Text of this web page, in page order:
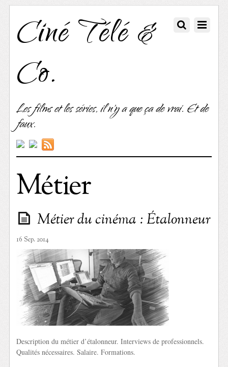
Ciné Télé &
Co.
Les films et les séries, il n'y a que ça de vrai. Et de
faux.
Métier
Métier du cinéma : Étalonneur
16 Sep. 2014
Description du métier d’étalonneur. Interviews de professionnels.
Qualités nécessaires. Salaire. Formations.